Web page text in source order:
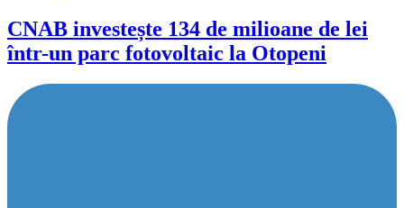
CNAB investește 134 de milioane de lei
într-un parc fotovoltaic la Otopeni